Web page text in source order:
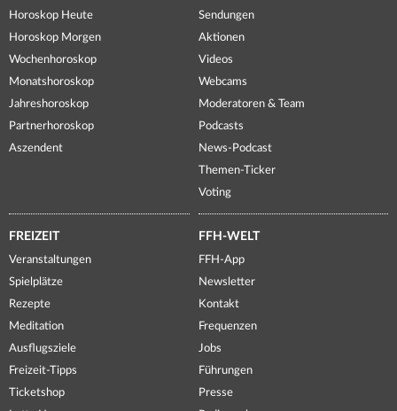
Horoskop Heute
Horoskop Morgen
Wochenhoroskop
Monatshoroskop
Jahreshoroskop
Partnerhoroskop
Aszendent
Sendungen
Aktionen
Videos
Webcams
Moderatoren & Team
Podcasts
News-Podcast
Themen-Ticker
Voting
FREIZEIT
Veranstaltungen
Spielplätze
Rezepte
Meditation
Ausflugsziele
Freizeit-Tipps
Ticketshop
FFH-WELT
FFH-App
Newsletter
Kontakt
Frequenzen
Jobs
Führungen
Presse